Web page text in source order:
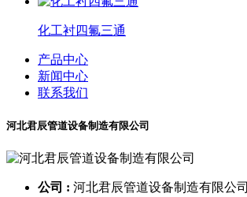
化工衬四氟三通
产品中心
新闻中心
联系我们
河北君辰管道设备制造有限公司
公司 : 河北君辰管道设备制造有限公司